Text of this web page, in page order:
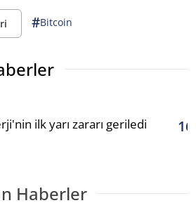
#Bitcoin
ilk yarı zararı geriledi
Haberler